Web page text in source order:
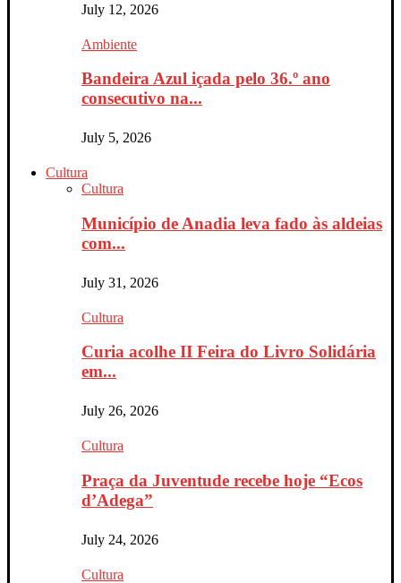
July 12, 2026
Ambiente
Bandeira Azul içada pelo 36.º ano
consecutivo na...
July 5, 2026
Cultura
Cultura
Município de Anadia leva fado às aldeias
com...
July 31, 2026
Cultura
Curia acolhe II Feira do Livro Solidária
em...
July 26, 2026
Cultura
Praça da Juventude recebe hoje “Ecos
d’Adega”
July 24, 2026
Cultura